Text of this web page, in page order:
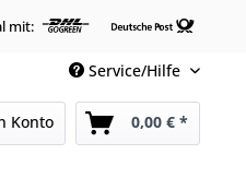
mit:
Service/Hilfe
Konto 0,00 € *